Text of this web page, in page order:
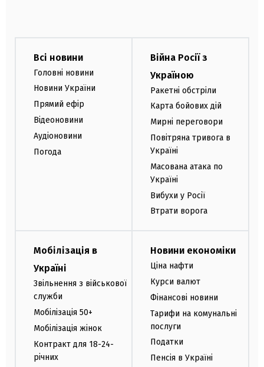
Всі новини
Головні новини
Новини України
Прямий ефір
Відеоновини
Аудіоновини
Погода
Війна Росії з
Україною
Ракетні обстріли
Карта бойових дій
Мирні переговори
Повітряна тривога в
Україні
Масована атака по
Україні
Вибухи у Росії
Втрати ворога
Мобілізація в
Україні
Звільнення з військової
служби
Мобілізація 50+
Мобілізація жінок
Контракт для 18-24-
річних
Новини економіки
Ціна нафти
Курси валют
Фінансові новини
Тарифи на комунальні
послуги
Податки
Пенсія в Україні